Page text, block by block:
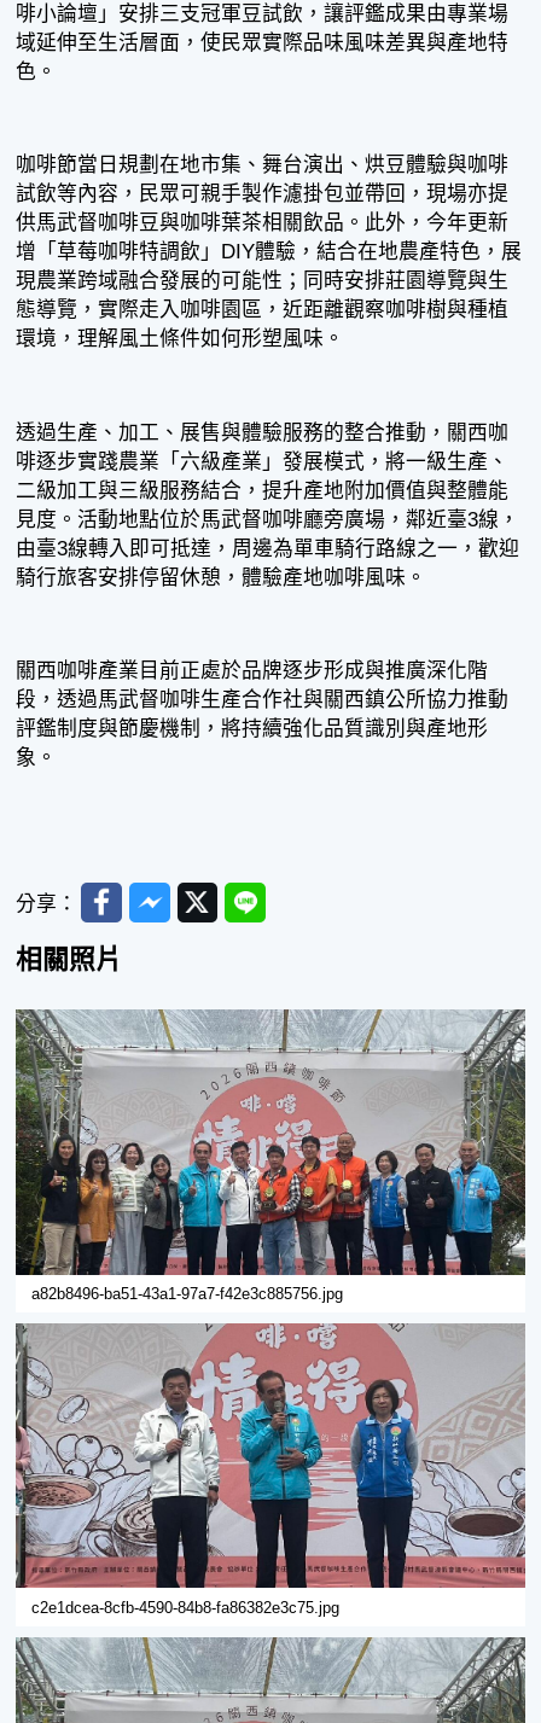
啡小論壇」安排三支冠軍豆試飲，讓評鑑成果由專業場
域延伸至生活層面，使民眾實際品味風味差異與產地特
色。
咖啡節當日規劃在地市集、舞台演出、烘豆體驗與咖啡
試飲等內容，民眾可親手製作濾掛包並帶回，現場亦提
供馬武督咖啡豆與咖啡葉茶相關飲品。此外，今年更新
增「草莓咖啡特調飲」DIY體驗，結合在地農產特色，展
現農業跨域融合發展的可能性；同時安排莊園導覽與生
態導覽，實際走入咖啡園區，近距離觀察咖啡樹與種植
環境，理解風土條件如何形塑風味。
透過生產、加工、展售與體驗服務的整合推動，關西咖
啡逐步實踐農業「六級產業」發展模式，將一級生產、
二級加工與三級服務結合，提升產地附加價值與整體能
見度。活動地點位於馬武督咖啡廳旁廣場，鄰近臺3線，
由臺3線轉入即可抵達，周邊為單車騎行路線之一，歡迎
騎行旅客安排停留休憩，體驗產地咖啡風味。
關西咖啡產業目前正處於品牌逐步形成與推廣深化階
段，透過馬武督咖啡生產合作社與關西鎮公所協力推動
評鑑制度與節慶機制，將持續強化品質識別與產地形
象。
分享： FacebookMessenger
TwitterLine
相關照片
a82b8496-ba51-43a1-97a7-f42e3c885756.jpg
c2e1dcea-8cfb-4590-84b8-fa86382e3c75.jpg